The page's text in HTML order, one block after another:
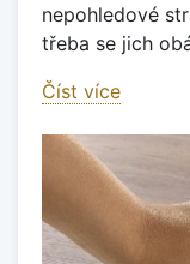
nepohledové
třeba se jich
Číst více